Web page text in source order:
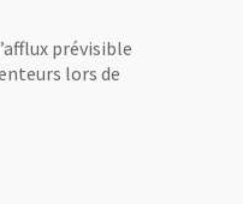
prévisible
lors de